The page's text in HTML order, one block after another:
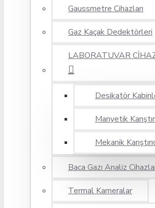
Gaussmetre Cihazları
Gaz Kaçak Dedektörleri
LABORATUVAR
Desikatör
Manyetik
Mekanik
Baca Gazı Analiz
Termal Kameralar